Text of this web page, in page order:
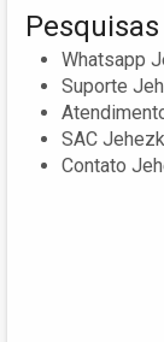
Whatsapp
Suporte
SAC
Contato